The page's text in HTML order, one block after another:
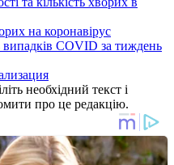
на коронавірус
випадків COVID за тиждень
необхідний текст і
про це редакцію.